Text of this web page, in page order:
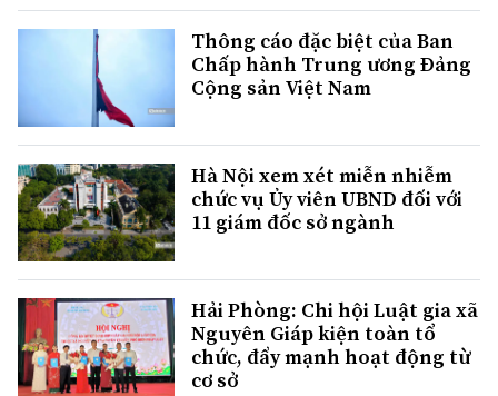
Thông cáo đặc biệt của Ban
Chấp hành Trung ương Đảng
Cộng sản Việt Nam
Hà Nội xem xét miễn nhiễm
chức vụ Ủy viên UBND đối với
11 giám đốc sở ngành
Hải Phòng: Chi hội Luật gia xã
Nguyên Giáp kiện toàn tổ
chức, đẩy mạnh hoạt động từ
cơ sở